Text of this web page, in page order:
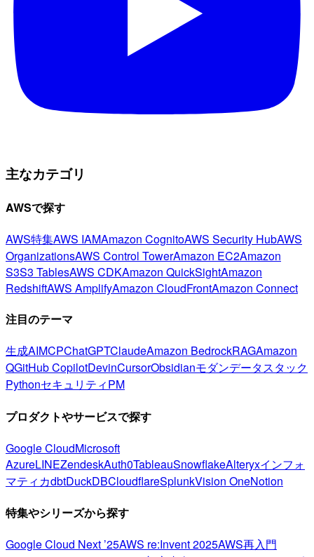
主なカテゴリ
AWSで探す
AWS特集AWS IAMAmazon CognitoAWS Security HubAWS
OrganizationsAWS Control TowerAmazon EC2Amazon
S3S3 TablesAWS CDKAmazon QuickSightAmazon
RedshiftAWS AmplifyAmazon CloudFrontAmazon Connect
注目のテーマ
生成AIMCPChatGPTClaudeAmazon BedrockRAGAmazon
QGitHub CopilotDevinCursorObsidianモダンデータスタック
PythonセキュリティPM
プロダクトやサービスで探す
Google CloudMicrosoft
AzureLINEZendeskAuth0TableauSnowflakeAlteryxインフォ
マティカdbtDuckDBCloudflareSplunkVision OneNotion
特集やシリーズから探す
Google Cloud Next ’25AWS re:Invent 2025AWS再入門